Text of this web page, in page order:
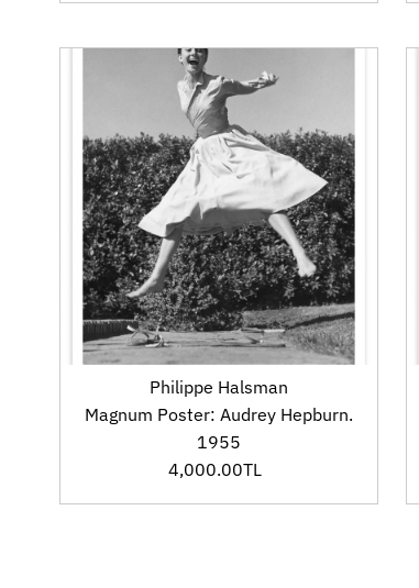
Philippe Halsman
Magnum Poster: Audrey Hepburn.
1955
Fiyat
4,000.00TL